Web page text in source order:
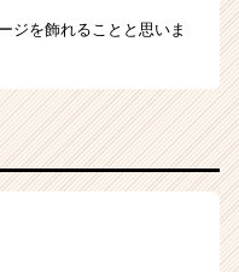
ジを飾れることと思いま